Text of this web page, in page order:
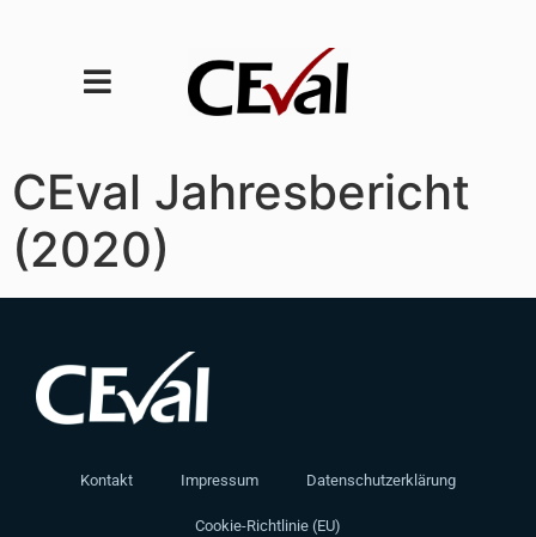
CEval Jahresbericht
(2020)
Kontakt Impressum Datenschutzerklärung
Cookie-Richtlinie (EU)